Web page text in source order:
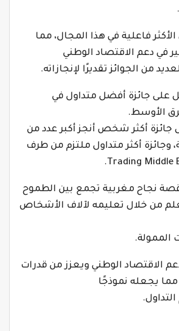
فاعلية في هذا المجال، مما
في دعم الاقتصاد الوطني
من الجوائز تقديرًا لإنجازاته.
2022, حصل على جائزة أفضل متداول في
الأوسط.
2023 ، نال جائزة أكثر شخص أنجز أكبر عدد من
وجائزة أكثر متداول ملتزم من طرف
نجاح مغربية تجمع بين الطموح
من خلال تعليمه لآلاف الأشخاص
الممولة.
الاقتصاد الوطني ويعزز من قدرات
يجعله نموذجًا